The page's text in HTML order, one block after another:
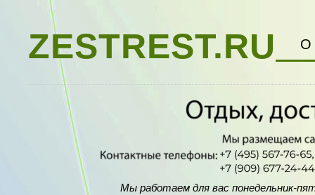
ZESTREST.RU О
Мы работаем для вас понедельник-